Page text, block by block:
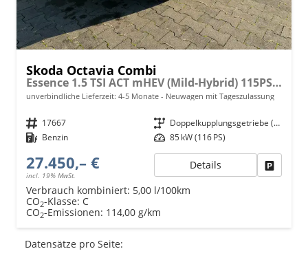
Skoda Octavia Combi
Essence 1.5 TSI ACT mHEV (Mild-Hybrid) 115PS DSG/AUTOMATIK, 5 JAHRE GARANTIE, Climatronic, Parksensoren hinten, Sitzheizung, LED-Scheinwerfer, Radio 10" + Wireless Smartlink, Tempomat, Lederlenkrad, Dachreling
unverbindliche Lieferzeit: 4-5 Monate Neuwagen mit Tageszulassung
Fahrzeugnr. 17667 Getriebe
Doppelkupplungsgetriebe (DSG)
Kraftstoff Benzin Leistung 85 kW (116 PS)
27.450,– €
incl. 19% MwSt.
Details
Verbrauch kombiniert: 5,00 l/100km
CO2-Klasse: C
CO2-Emissionen: 114,00 g/km
Datensätze pro Seite: